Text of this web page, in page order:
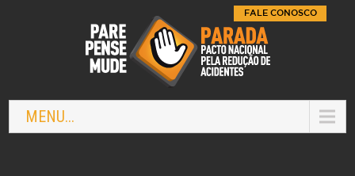
MENU...
FALE CONOSCO